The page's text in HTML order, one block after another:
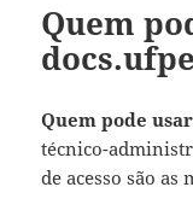
Quem
Quem pode
técnico-
de acesso são as